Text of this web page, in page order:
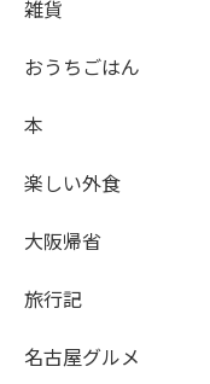
雑貨
おうちごはん
本
楽しい外食
大阪帰省
旅行記
名古屋グルメ